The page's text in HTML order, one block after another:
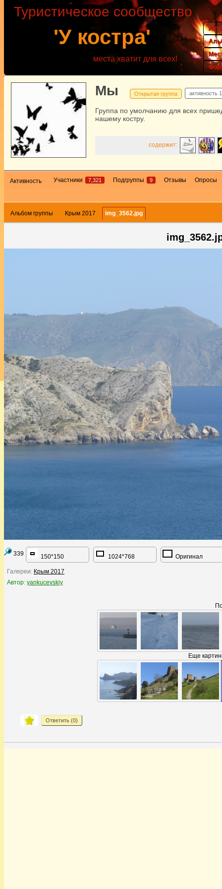
'У костра'
Туристическое сообщество
места хватит для всех!
Мы Открытая группа активность
Группа по умолчанию для всех
нашему костру.
содержит:
Активность Участники 7,321 Подгруппы 9 Отзывы Опросы
Альбом группы Крым 2017 img_3562.jpg
339 150*150 1024*768 Оригинал
Галереи: Крым 2017
Автор: yankucevskiy
Еще
Ответить (0)